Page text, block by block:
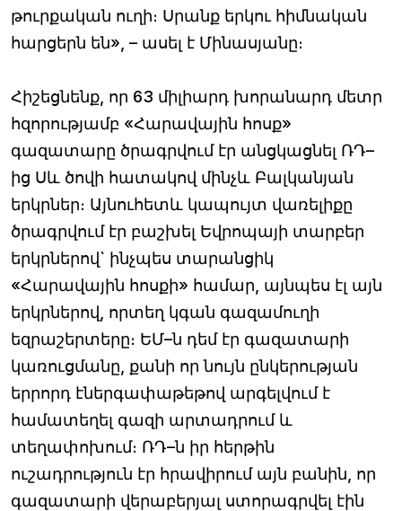
թուրքական ուղի։ Սրանք երկու հիմնական
հարցերն են», – ասել է Մինասյանը։
Հիշեցնենք, որ 63 միլիարդ խորանարդ մետր
հզորությամբ «Հարավային հոսք»
գազատարը ծրագրվում էր անցկացնել ՌԴ–
ից Սև ծովի հատակով մինչև Բալկանյան
երկրներ։ Այնուհետև կապույտ վառելիքը
ծրագրվում էր բաշխել Եվրոպայի տարբեր
երկրներով` ինչպես տարանցիկ
«Հարավային հոսքի» համար, այնպես էլ այն
երկրներով, որտեղ կգան գազամուղի
եզրաշերտերը։ ԵՄ–ն դեմ էր գազատարի
կառուցմանը, քանի որ նույն ընկերության
երրորդ էներգափաթեթով արգելվում է
համատեղել գազի արտադրում և
տեղափոխում։ ՌԴ–ն իր հերթին
ուշադրություն էր հրավիրում այն բանին, որ
գազատարի վերաբերյալ ստորագրվել էին